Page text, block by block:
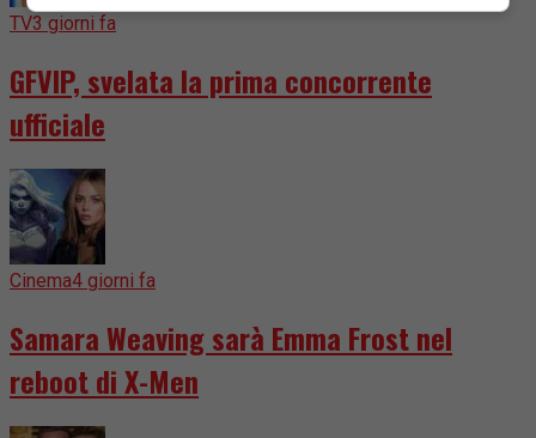
TV3 giorni fa
GFVIP, svelata la prima concorrente
ufficiale
Cinema4 giorni fa
Samara Weaving sarà Emma Frost nel
reboot di X-Men